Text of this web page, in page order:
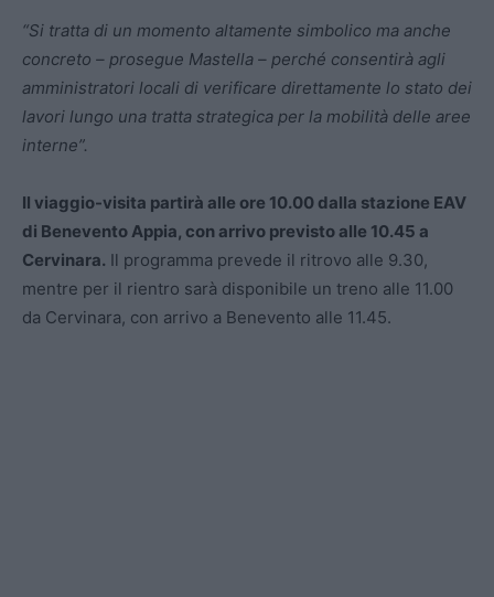
“Si tratta di un momento altamente simbolico ma anche
concreto – prosegue Mastella – perché consentirà agli
amministratori locali di verificare direttamente lo stato dei
lavori lungo una tratta strategica per la mobilità delle aree
interne”.
Il viaggio-visita partirà alle ore 10.00 dalla stazione EAV
di Benevento Appia, con arrivo previsto alle 10.45 a
Cervinara. Il programma prevede il ritrovo alle 9.30,
mentre per il rientro sarà disponibile un treno alle 11.00
da Cervinara, con arrivo a Benevento alle 11.45.